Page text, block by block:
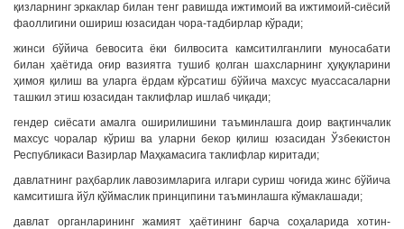
қизларнинг эркаклар билан тенг равишда ижтимоий ва ижтимоий-сиёсий
фаоллигини ошириш юзасидан чора-тадбирлар кўради;
жинси бўйича бевосита ёки билвосита камситилганлиги муносабати
билан ҳаётида оғир вазиятга тушиб қолган шахсларнинг ҳуқуқларини
ҳимоя қилиш ва уларга ёрдам кўрсатиш бўйича махсус муассасаларни
ташкил этиш юзасидан таклифлар ишлаб чиқади;
гендер сиёсати амалга оширилишини таъминлашга доир вақтинчалик
махсус чоралар кўриш ва уларни бекор қилиш юзасидан Ўзбекистон
Республикаси Вазирлар Маҳкамасига таклифлар киритади;
давлатнинг раҳбарлик лавозимларига илгари суриш чоғида жинс бўйича
камситишга йўл қўймаслик принципини таъминлашга кўмаклашади;
давлат органларининг жамият ҳаётининг барча соҳаларида хотин-